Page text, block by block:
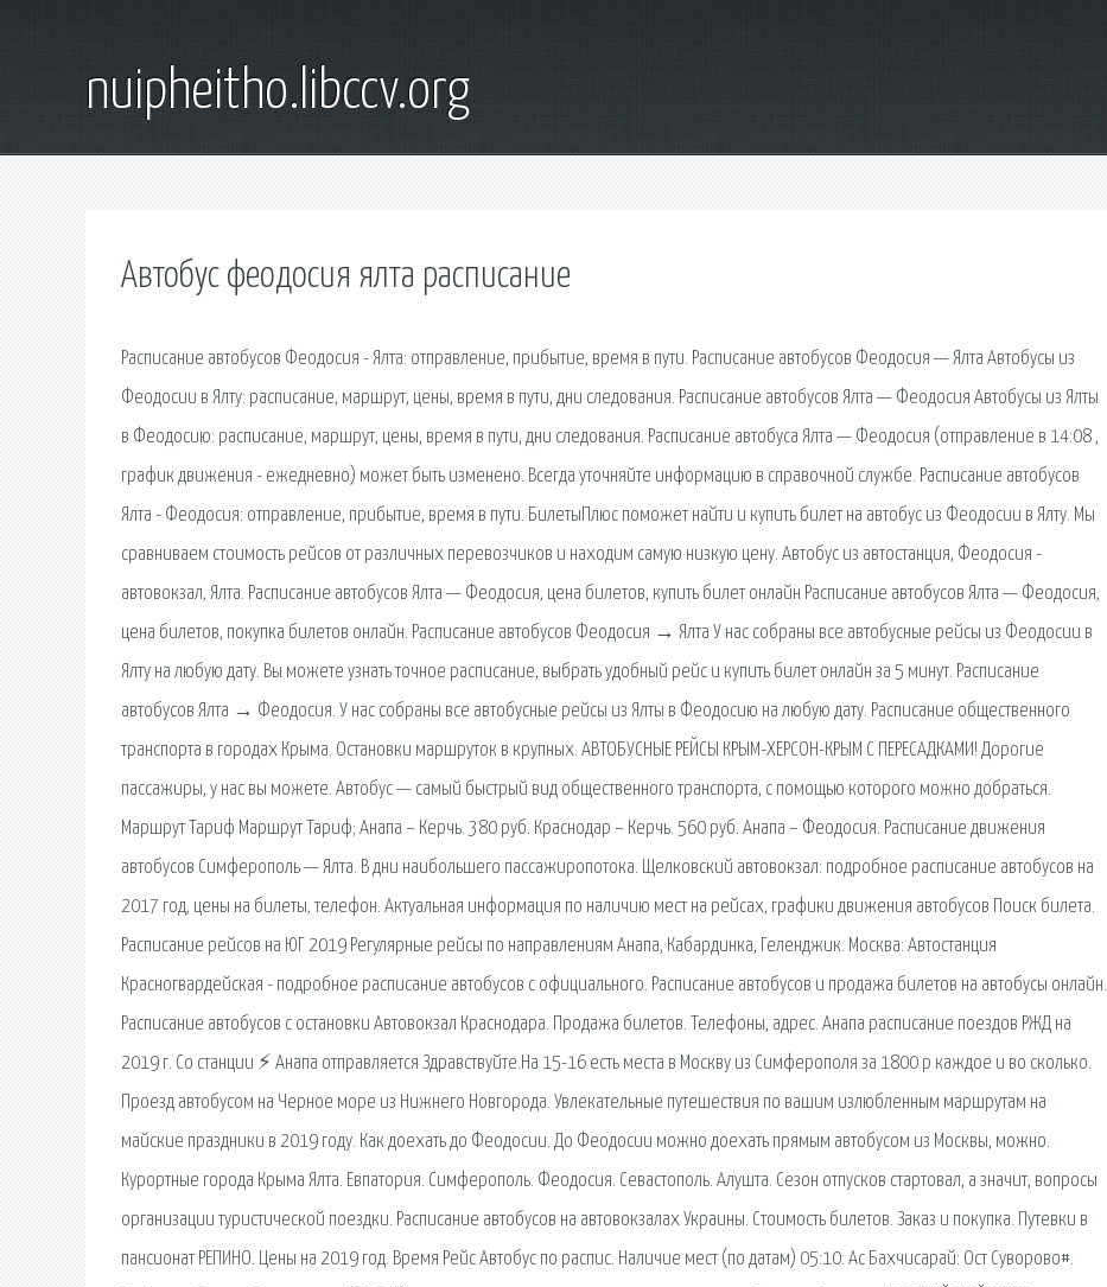
nuipheitho.libccv.org
Автобус феодосия ялта расписание
Расписание автобусов Феодосия - Ялта: отправление, прибытие, время в пути. Расписание автобусов Феодосия — Ялта Автобусы из
Феодосии в Ялту: расписание, маршрут, цены, время в пути, дни следования. Расписание автобусов Ялта — Феодосия Автобусы из Ялты
в Феодосию: расписание, маршрут, цены, время в пути, дни следования. Расписание автобуса Ялта — Феодосия (отправление в 14:08 ,
график движения - ежедневно) может быть изменено. Всегда уточняйте информацию в справочной службе. Расписание автобусов
Ялта - Феодосия: отправление, прибытие, время в пути. БилетыПлюс поможет найти и купить билет на автобус из Феодосии в Ялту. Мы
сравниваем стоимость рейсов от различных перевозчиков и находим самую низкую цену. Автобус из автостанция, Феодосия -
автовокзал, Ялта. Расписание автобусов Ялта — Феодосия, цена билетов, купить билет онлайн Расписание автобусов Ялта — Феодосия,
цена билетов, покупка билетов онлайн. Расписание автобусов Феодосия → Ялта У нас собраны все автобусные рейсы из Феодосии в
Ялту на любую дату. Вы можете узнать точное расписание, выбрать удобный рейс и купить билет онлайн за 5 минут. Расписание
автобусов Ялта → Феодосия. У нас собраны все автобусные рейсы из Ялты в Феодосию на любую дату. Расписание общественного
транспорта в городах Крыма. Остановки маршруток в крупных. АВТОБУСНЫЕ РЕЙСЫ КРЫМ-ХЕРСОН-КРЫМ С ПЕРЕСАДКАМИ! Дорогие
пассажиры, у нас вы можете. Автобус — самый быстрый вид общественного транспорта, с помощью которого можно добраться.
Маршрут Тариф Маршрут Тариф; Анапа – Керчь. 380 руб. Краснодар – Керчь. 560 руб. Анапа – Феодосия. Расписание движения
автобусов Симферополь — Ялта. В дни наибольшего пассажиропотока. Щелковский автовокзал: подробное расписание автобусов на
2017 год, цены на билеты, телефон. Актуальная информация по наличию мест на рейсах, графики движения автобусов Поиск билета.
Расписание рейсов на ЮГ 2019 Регулярные рейсы по направлениям Анапа, Кабардинка, Геленджик. Москва: Автостанция
Красногвардейская - подробное расписание автобусов с официального. Расписание автобусов и продажа билетов на автобусы онлайн.
Расписание автобусов с остановки Автовокзал Краснодара. Продажа билетов. Телефоны, адрес. Анапа расписание поездов РЖД на
2019 г. Со станции ⚡ Анапа отправляется Здравствуйте.На 15-16 есть места в Москву из Симферополя за 1800 р каждое и во сколько.
Проезд автобусом на Черное море из Нижнего Новгорода. Увлекательные путешествия по вашим излюбленным маршрутам на
майские праздники в 2019 году. Как доехать до Феодосии. До Феодосии можно доехать прямым автобусом из Москвы, можно.
Курортные города Крыма Ялта. Евпатория. Симферополь. Феодосия. Севастополь. Алушта. Сезон отпусков стартовал, а значит, вопросы
организации туристической поездки. Расписание автобусов на автовокзалах Украины. Стоимость билетов. Заказ и покупка. Путевки в
пансионат РЕПИНО. Цены на 2019 год. Время Рейс Автобус по распис. Наличие мест (по датам) 05:10: Ас Бахчисарай: Ост Суворово#.